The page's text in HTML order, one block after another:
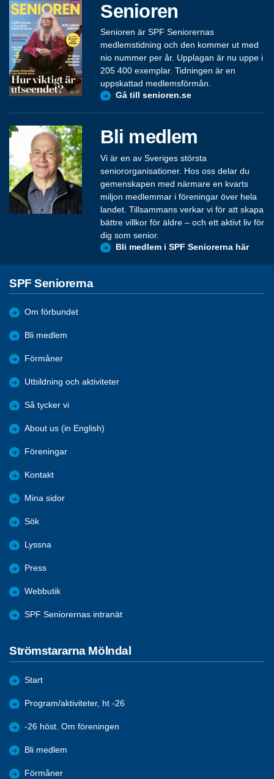
Senioren
Senioren är SPF Seniorernas
medlemstidning och den kommer ut med
nio nummer per år. Upplagan är nu uppe i
205 400 exemplar. Tidningen är en
uppskattad medlemsförmån.
Gå till senioren.se
Bli medlem
Vi är en av Sveriges största
seniororganisationer. Hos oss delar du
gemenskapen med närmare en kvarts
miljon medlemmar i föreningar över hela
landet. Tillsammans verkar vi för att skapa
bättre villkor för äldre – och ett aktivt liv för
dig som senior.
Bli medlem i SPF Seniorerna här
SPF Seniorerna
Om förbundet
Bli medlem
Förmåner
Utbildning och aktiviteter
Så tycker vi
About us (in English)
Föreningar
Kontakt
Mina sidor
Sök
Lyssna
Press
Webbutik
SPF Seniorernas intranät
Strömstararna Mölndal
Start
Program/aktiviteter, ht -26
-26 höst. Om föreningen
Bli medlem
Förmåner